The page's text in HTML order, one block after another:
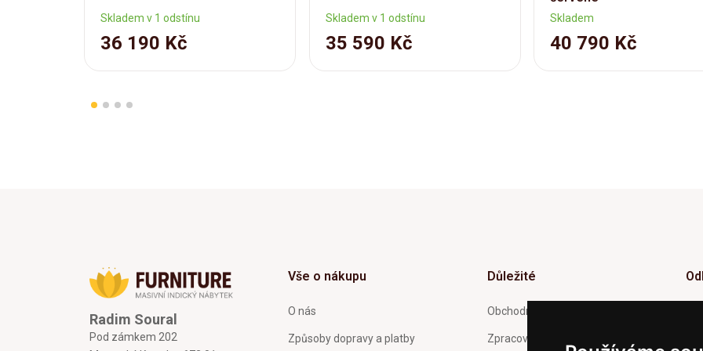
Skladem v 1 odstínu
36 190 Kč
Skladem v 1 odstínu
35 590 Kč
Skladem
40 790 Kč
Radim Soural
Pod zámkem 202
Vše o nákupu
O nás
Způsoby dopravy a platby
Důležité
Obchodní podmínky
Zpracování a ochrana osobních